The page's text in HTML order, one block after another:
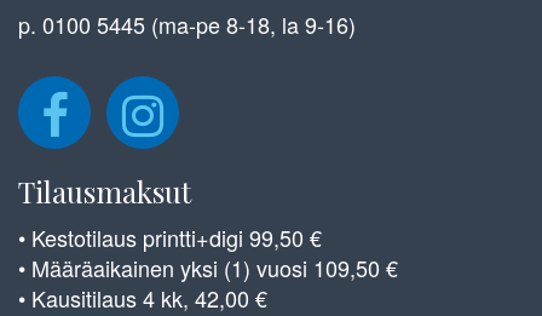
p. 0100 5445 (ma-pe 8-18, la 9-16)
Tilausmaksut
• Kestotilaus printti+digi 99,50 €
• Määräaikainen yksi (1) vuosi 109,50 €
• Kausitilaus 4 kk, 42,00 €